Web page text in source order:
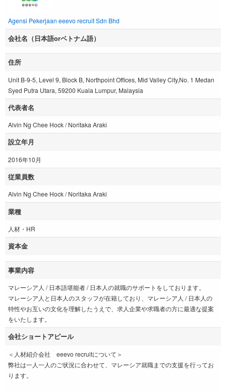
Agensi Pekerjaan eeevo recruit Sdn Bhd
会社名（日本語orベトナム語）
住所
Unit B-9-5, Level 9, Block B, Northpoint Offices, Mid Valley City,No. 1 Medan
Syed Putra Utara, 59200 Kuala Lumpur, Malaysia
代表者名
Alvin Ng Chee Hock / Noritaka Araki
設立年月
2016年10月
従業員数
Alvin Ng Chee Hock / Noritaka Araki
業種
人材・HR
資本金
事業内容
マレーシア人 / 日本語堪能者 / 日本人の就職のサポートをしております。
マレーシア人と日本人のスタッフが在籍しており、マレーシア人 / 日本人の
特性やお互いの文化を理解したうえで、求人企業や求職者の方に最適な提案
をいたします。
会社ショートアピール
＜人材紹介会社 eeevo recruitについて＞
弊社は一人一人のご状況に合わせて、マレーシア就職までの支援を行ってお
ります。